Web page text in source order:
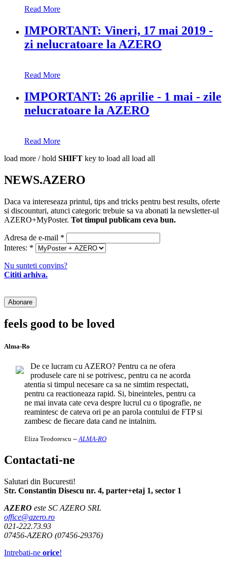
Read More
IMPORTANT: Vineri, 17 mai 2019 -
zi nelucratoare la AZERO
Read More
IMPORTANT: 26 aprilie - 1 mai - zile
nelucratoare la AZERO
Read More
load more / hold SHIFT key to load all load all
NEWS.AZERO
Daca va intereseaza printul, tips and tricks pentru best results, oferte
si discounturi, atunci categoric trebuie sa va abonati la newsletter-ul
AZERO+MyPoster. Tot timpul publicam ceva bun.
Adresa de e-mail *
Interes: *
Nu sunteti convins?
Cititi arhiva.
feels good to be loved
Alma-Ro
De ce lucram cu AZERO? Pentru ca ne ofera
produsele care ni se potrivesc, pentru ca ne acorda
atentia si timpul necesare ca sa ne simtim respectati,
pentru ca reactioneaza rapid. Si, bineinteles, pentru ca
ne mai invata cate ceva despre lucrul cu o tipografie, ne
reamintesc de cateva ori pe an parola contului de FTP si
zambesc de fiecare data cand ne intalnim.
Eliza Teodorescu -- ALMA-RO
Contactati-ne
Salutari din Bucuresti!
Str. Constantin Disescu nr. 4, parter+etaj 1, sector 1
AZERO este SC AZERO SRL
office@azero.ro
021-222.73.93
07456-AZERO (07456-29376)
Intrebati-ne orice!